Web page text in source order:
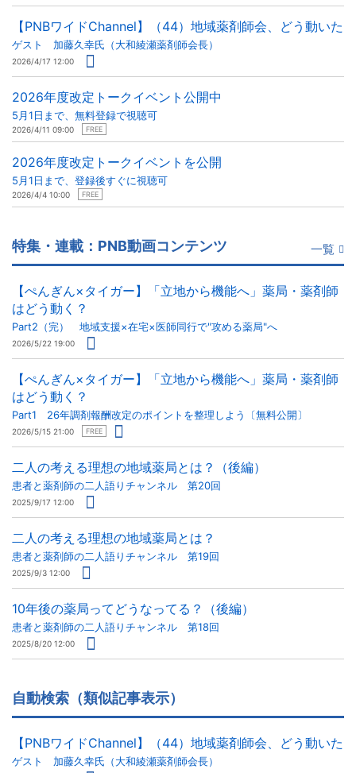
【PNBワイドChannel】（44）地域薬剤師会、どう動いた
ゲスト 加藤久幸氏（大和綾瀬薬剤師会長）
2026/4/17 12:00
2026年度改定トークイベント公開中
5月1日まで、無料登録で視聴可
2026/4/11 09:00 FREE
2026年度改定トークイベントを公開
5月1日まで、登録後すぐに視聴可
2026/4/4 10:00 FREE
特集・連載：PNB動画コンテンツ 一覧
【ぺんぎん×タイガー】「立地から機能へ」薬局・薬剤師
はどう動く？
Part2（完） 地域支援×在宅×医師同行で"攻める薬局"へ
2026/5/22 19:00
【ぺんぎん×タイガー】「立地から機能へ」薬局・薬剤師
はどう動く？
Part1 26年調剤報酬改定のポイントを整理しよう〔無料公開〕
2026/5/15 21:00 FREE
二人の考える理想の地域薬局とは？（後編）
患者と薬剤師の二人語りチャンネル 第20回
2025/9/17 12:00
二人の考える理想の地域薬局とは？
患者と薬剤師の二人語りチャンネル 第19回
2025/9/3 12:00
10年後の薬局ってどうなってる？（後編）
患者と薬剤師の二人語りチャンネル 第18回
2025/8/20 12:00
自動検索（類似記事表示）
【PNBワイドChannel】（44）地域薬剤師会、どう動いた
ゲスト 加藤久幸氏（大和綾瀬薬剤師会長）